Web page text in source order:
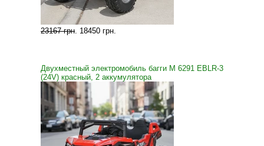
23167 грн. 18450 грн.
Двухместный электромобиль багги M 6291 EBLR-3
(24V) красный, 2 аккумулятора